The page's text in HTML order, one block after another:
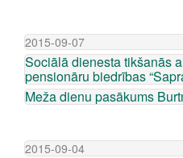
2015-09-07
Sociālā dienesta tikšanās
pensionāru biedrības
Meža dienu pasākums
2015-09-04